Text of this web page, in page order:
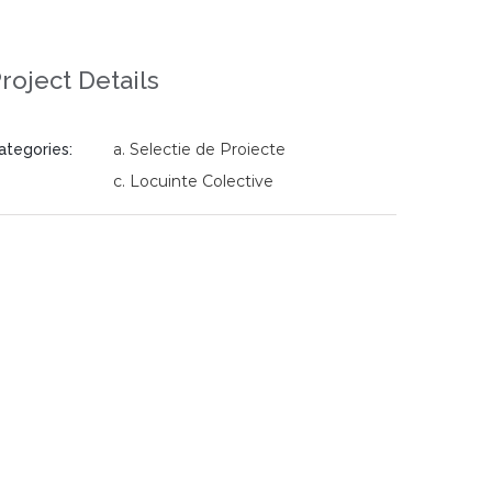
Details
a. Selectie de Proiecte
c. Locuinte Colective